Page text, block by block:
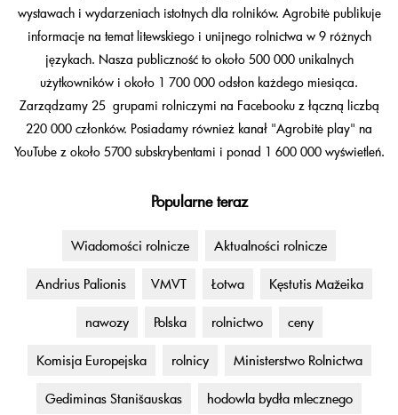
wystawach i wydarzeniach istotnych dla rolników. Agrobitė publikuje
informacje na temat litewskiego i unijnego rolnictwa w 9 różnych
językach. Nasza publiczność to około 500 000 unikalnych
użytkowników i około 1 700 000 odsłon każdego miesiąca.
Zarządzamy 25 grupami rolniczymi na Facebooku z łączną liczbą
220 000 członków. Posiadamy również kanał "Agrobitė play" na
YouTube z około 5700 subskrybentami i ponad 1 600 000 wyświetleń.
Popularne teraz
Wiadomości rolnicze Aktualności rolnicze
Andrius Palionis VMVT Łotwa Kęstutis Mažeika
nawozy Polska rolnictwo ceny
Komisja Europejska rolnicy Ministerstwo Rolnictwa
Gediminas Stanišauskas hodowla bydła mlecznego